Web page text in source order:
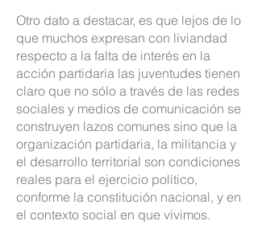
Otro dato a destacar, es que lejos de lo
que muchos expresan con liviandad
respecto a la falta de interés en la
acción partidaria las juventudes tienen
claro que no sólo a través de las redes
sociales y medios de comunicación se
construyen lazos comunes sino que la
organización partidaria, la militancia y
el desarrollo territorial son condiciones
reales para el ejercicio político,
conforme la constitución nacional, y en
el contexto social en que vivimos.